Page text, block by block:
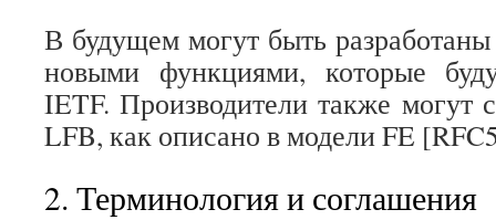
В будущем могут быть
новыми функциями, которые
IETF. Производители также могут
LFB, как описано в модели FE
2. Терминология и соглашения